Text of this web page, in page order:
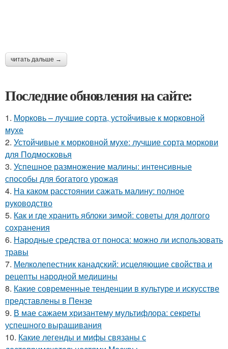
читать дальше →
Последние обновления на сайте:
1. Морковь – лучшие сорта, устойчивые к морковной
мухе
2. Устойчивые к морковной мухе: лучшие сорта моркови
для Подмосковья
3. Успешное размножение малины: интенсивные
способы для богатого урожая
4. На каком расстоянии сажать малину: полное
руководство
5. Как и где хранить яблоки зимой: советы для долгого
сохранения
6. Народные средства от поноса: можно ли использовать
травы
7. Мелколепестник канадский: исцеляющие свойства и
рецепты народной медицины
8. Какие современные тенденции в культуре и искусстве
представлены в Пензе
9. В мае сажаем хризантему мультифлора: секреты
успешного выращивания
10. Какие легенды и мифы связаны с